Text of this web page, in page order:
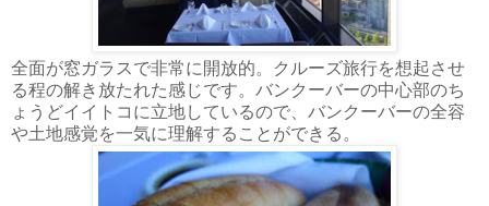
全面が窓ガラスで非常に開放的。クルーズ旅行を想起させ
る程の解き放たれた感じです。バンクーバーの中心部のち
ょうどイイトコに立地しているので、バンクーバーの全容
や土地感覚を一気に理解することができる。